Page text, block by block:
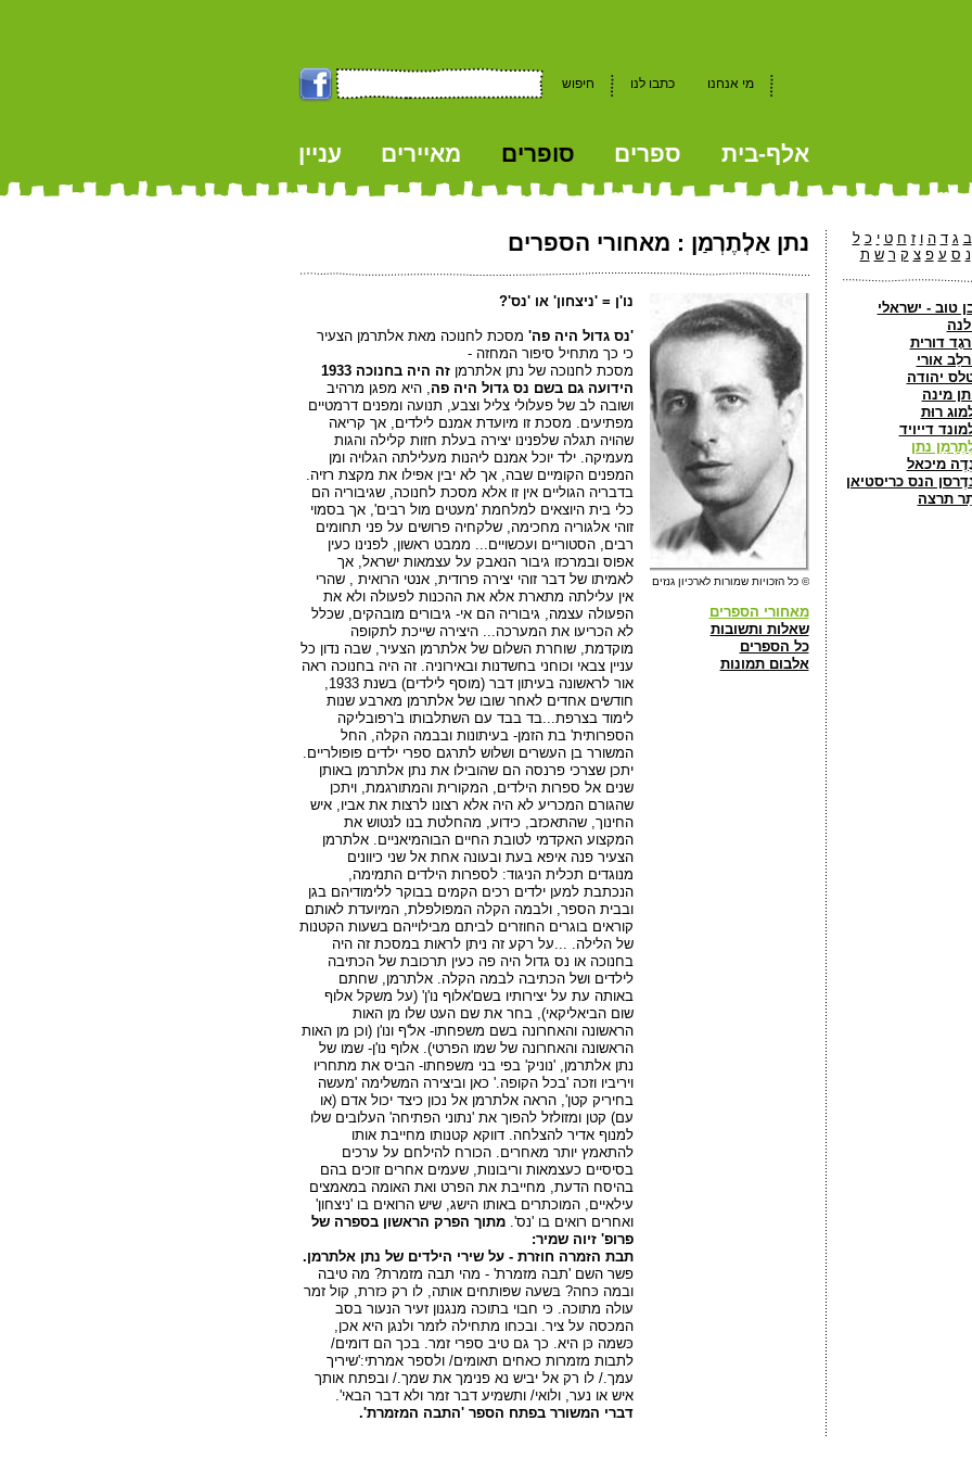
חיפוש כתבו לנו מי אנחנו
אלף-בית ספרים סופרים מאיירים עניין
ב ג ד ה ו ז ח ט י כ ל
נ ס ע פ צ ק ר ש ת
טוב - ישראלי
דורית
אורי
יהודה
מינה
רוּת
דייויד
נתן
מיכאל
הנס כריסטיאן
תרצה
נתן אַלְתֶרְמַן : מאחורי הספרים
© כל הזכויות שמורות לארכיון גנזים
מאחורי הספרים
שאלות ותשובות
כל הספרים
אלבום תמונות
נו'ן = 'ניצחון' או 'נס'?
'נס גדול היה פה' מסכת לחנוכה מאת אלתרמן הצעיר
כי כך מתחיל סיפור המחזה -
מסכת לחנוכה של נתן אלתרמן
זה היה בחנוכה 1933
הידועה גם בשם נס גדול היה פה, היא מפגן מרהיב
ושובה לב של פעלולי צליל וצבע, תנועה ומפנים דרמטיים
מפתיעים. מסכת זו מיועדת אמנם לילדים, אך קריאה
שהויה תגלה שלפנינו יצירה בעלת חזות קלילה והגות
מעמיקה. ילד יוכל אמנם ליהנות מעלילתה הגלויה ומן
המפנים הקומיים שבה, אך לא יבין אפילו את מקצת רזיה.
בדבריה הגוליים אין זו אלא מסכת לחנוכה, שגיבוריה הם
כלי בית היוצאים למלחמת 'מעטים מול רבים', אך בסמוי
זוהי אלגוריה מחכימה, שלקחיה פרושים על פני תחומים
רבים, הסטוריים ועכשויים... ממבט ראשון, לפנינו כעין
אפוס ובמרכזו גיבור הנאבק על עצמאות ישראל, אך
לאמיתו של דבר זוהי יצירה פרודית, אנטי הרואית , שהרי
אין עלילתה מתארת אלא את ההכנות לפעולה ולא את
הפעולה עצמה, גיבוריה הם אי- גיבורים מובהקים, שכלל
לא הכריעו את המערכה... היצירה שייכת לתקופה
מוקדמת, שוחרת השלום של אלתרמן הצעיר, שבה נדון כל
עניין צבאי וכוחני בחשדנות ובאירוניה. זה היה בחנוכה ראה
אור לראשונה בעיתון דבר (מוסף לילדים) בשנת 1933,
חודשים אחדים לאחר שובו של אלתרמן מארבע שנות
לימוד בצרפת...בד בבד עם השתלבותו ב'רפובליקה
הספרותית' בת הזמן- בעיתונות ובבמה הקלה, החל
המשורר בן העשרים ושלוש לתרגם ספרי ילדים פופולריים.
יתכן שצרכי פרנסה הם שהובילו את נתן אלתרמן באותן
שנים אל ספרות הילדים, המקורית והמתורגמת, ויתכן
שהגורם המכריע לא היה אלא רצונו לרצות את אביו, איש
החינוך, שהתאכזב, כידוע, מהחלטת בנו לנטוש את
המקצוע האקדמי לטובת החיים הבוהמיאניים. אלתרמן
הצעיר פנה איפא בעת ובעונה אחת אל שני כיוונים
מנוגדים תכלית הניגוד: לספרות הילדים התמימה,
הנכתבת למען ילדים רכים הקמים בבוקר ללימודיהם בגן
ובבית הספר, ולבמה הקלה המפולפלת, המיועדת לאותם
קוראים בוגרים החוזרים לביתם מבילוייהם בשעות הקטנות
של הלילה. ...על רקע זה ניתן לראות במסכת זה היה
בחנוכה או נס גדול היה פה כעין תרכובת של הכתיבה
לילדים ושל הכתיבה לבמה הקלה. אלתרמן, שחתם
באותה עת על יצירותיו בשם'אלוף נו'ן' (על משקל אלוף
שום הביאליקאי), בחר את שם העט שלו מן האות
הראשונה והאחרונה בשם משפחתו- אל'ף ונו'ן (וכן מן האות
הראשונה והאחרונה של שמו הפרטי). אלוף נו'ן- שמו של
נתן אלתרמן, 'נוניק' בפי בני משפחתו- הביס את מתחריו
ויריביו וזכה 'בכל הקופה.' כאן וביצירה המשלימה 'מעשה
בחיריק קטן', הראה אלתרמן אל נכון כיצד יכול אדם (או
עם) קטן ומזולזל להפוך את 'נתוני הפתיחה' העלובים שלו
למנוף אדיר להצלחה. דווקא קטנותו מחייבת אותו
להתאמץ יותר מאחרים. הכורח להילחם על ערכים
בסיסיים כעצמאות וריבונות, שעמים אחרים זוכים בהם
בהיסח הדעת, מחייבת את הפרט ואת האומה במאמצים
עילאיים, המוכתרים באותו הישג, שיש הרואים בו 'ניצחון'
ואחרים רואים בו 'נס'.מתוך הפרק הראשון בספרה של
פרופ' זיוה שמיר:
תבת הזמרה חוזרת - על שירי הילדים של נתן אלתרמן.
פשר השם 'תבה מזמרת' - מהי תבה מזמרת? מה טיבה
ובמה כּחה? בּשעה שפּותחים אותה, לו רק כּזרת, קול זמר
עולה מתוכה. כּי חבוי בתוכה מנגנון זעיר הנעור בסב
המכסה על ציר. ובכחו מתחילה לזמר ולנגן היא אכן,
כּשמה כּן היא. כך גם טיב ספרי זמר. בכך הם דומים/
לתבות מזמרות כאחים תאומים/ ולספר אמרתי:'שיריך
עמך./ לו רק אל יביש נא פנימך את שמך./ ובפתח אותך
איש או נער, ולואי/ ותשמיע דבר זמר ולא דבר הבאי'.
דברי המשורר בפתח הספר 'התבה המזמרת'.